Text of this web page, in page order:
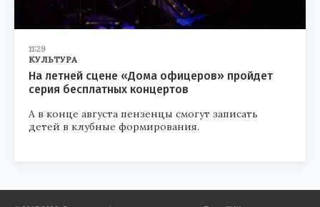
11:29
КУЛЬТУРА
На летней сцене «Дома офицеров» пройдет
серия бесплатных концертов
А в конце августа пензенцы смогут записать
детей в клубные формирования.